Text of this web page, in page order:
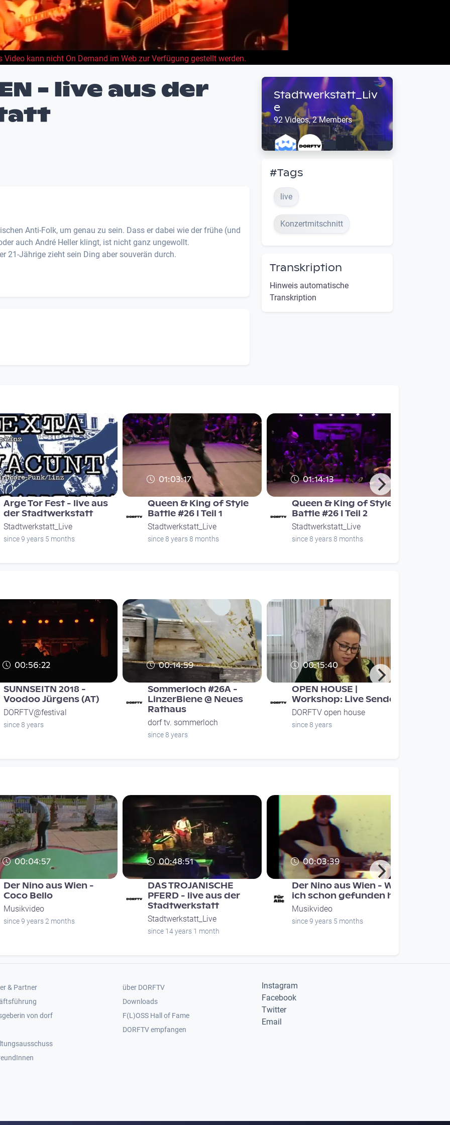
Video kann nicht On Demand im Web zur Verfügung gestellt werden.
- live aus der
Anti-Folk, um genau zu sein. Dass er dabei wie der frühe (und
auch André Heller klingt, ist nicht ganz ungewollt.
21-Jährige zieht sein Ding aber souverän durch.
Stadtwerkstatt_Liv
e
92 Videos, 2 Members
#Tags
live
Konzertmitschnitt
Transkription
Hinweis automatische
Transkription
Arge Tor Fest - live aus
der Stadtwerkstatt
Stadtwerkstatt_Live
since 9 years 5 months
01:03:17
Queen & King of Style
Battle #26 I Teil 1
Stadtwerkstatt_Live
since 8 years 8 months
01:14:13
Queen & King of Style
Battle #26 I Teil 2
Stadtwerkstatt_Live
since 8 years 8 months
00:56:22
SUNNSEITN 2018 -
Voodoo Jürgens (AT)
DORFTV@festival
since 8 years
00:14:59
Sommerloch #26A -
LinzerBiene @ Neues
Rathaus
dorf tv. sommerloch
since 8 years
00:15:40
OPEN HOUSE |
Workshop: Live Senden
DORFTV open house
since 8 years
00:04:57
Der Nino aus Wien -
Coco Bello
Musikvideo
since 9 years 2 months
00:48:51
DAS TROJANISCHE
PFERD - live aus der
Stadtwerkstatt
Stadtwerkstatt_Live
since 14 years 1 month
00:03:39
Der Nino aus Wien - Was
ich schon gefunden hab
Musikvideo
since 9 years 5 months
2
& Partner
von dorf
Footer 3
über DORFTV
Downloads
F(L)OSS Hall of Fame
Footer 4
DORFTV empfangen
Instagram
Facebook
Twitter
Email